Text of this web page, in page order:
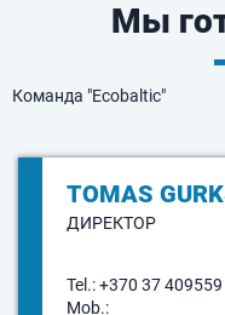
Мы
Команда "Ecobaltic"
TOMAS
ДИРЕКТОР
Tel.:+370 37 409559
Mob.: